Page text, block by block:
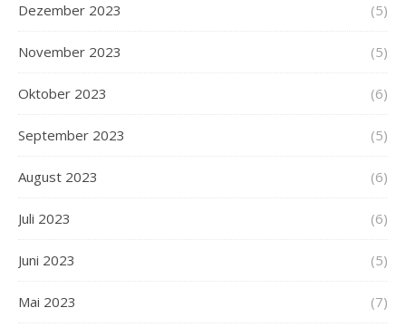
Dezember 2023 (5)
November 2023 (5)
Oktober 2023 (6)
September 2023 (5)
August 2023 (6)
Juli 2023 (6)
Juni 2023 (5)
Mai 2023 (7)